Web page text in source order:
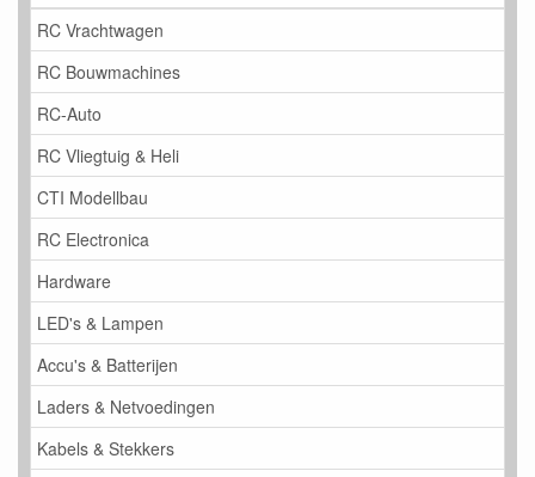
RC Vrachtwagen
RC Bouwmachines
RC-Auto
RC Vliegtuig & Heli
CTI Modellbau
RC Electronica
Hardware
LED's & Lampen
Accu's & Batterijen
Laders & Netvoedingen
Kabels & Stekkers